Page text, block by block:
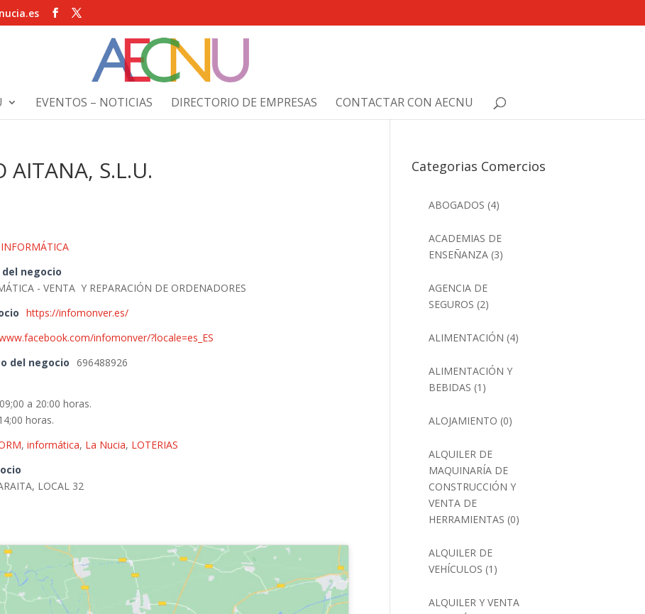
EVENTOS – NOTICIAS DIRECTORIO DE EMPRESAS CONTACTAR CON AECNU
AITANA, S.L.U.
INFORMÁTICA
negocio
- VENTA Y REPARACIÓN DE ORDENADORES
https://infomonver.es/
infomonver/?locale=es_ES
del negocio
696488926
a 20:00 horas.
horas.
,informática, La Nucia, LOTERIAS
LOCAL 32
Categorias Comercios
ABOGADOS (4)
ACADEMIAS DE
ENSEÑANZA (3)
AGENCIA DE
SEGUROS (2)
ALIMENTACIÓN (4)
ALIMENTACIÓN Y
BEBIDAS (1)
ALOJAMIENTO (0)
ALQUILER DE
MAQUINARÍA DE
CONSTRUCCIÓN Y
VENTA DE
HERRAMIENTAS (0)
ALQUILER DE
VEHÍCULOS (1)
ALQUILER Y VENTA